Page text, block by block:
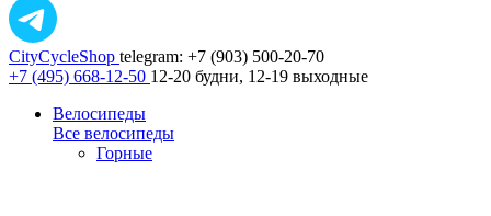
CityCycleShop telegram: +7 (903) 500-20-70
+7 (495) 668-12-50 12-20 будни, 12-19 выходные
Велосипеды
Все велосипеды
Горные